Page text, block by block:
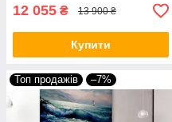
12 055 ₴ 13 900 ₴
Купити
Топ продажів –7%